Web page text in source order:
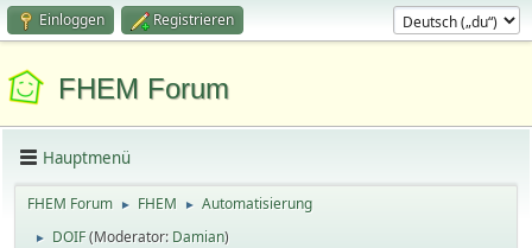
Einloggen Registrieren
FHEM Forum
Hauptmenü
FHEM Forum ► FHEM ► Automatisierung
► DOIF(Moderator: Damian)